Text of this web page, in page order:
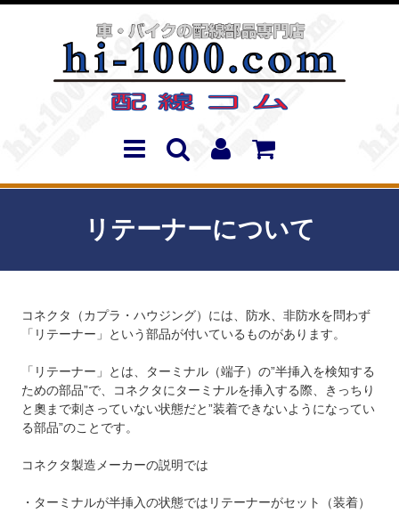
リテーナーについて
コネクタ（カプラ・ハウジング）には、防水、非防水を問わず
「リテーナー」という部品が付いているものがあります。
「リテーナー」とは、ターミナル（端子）の”半挿入を検知する
ための部品”で、コネクタにターミナルを挿入する際、きっちり
と奧まで刺さっていない状態だと”装着できないようになってい
る部品”のことです。
コネクタ製造メーカーの説明では
・ターミナルが半挿入の状態ではリテーナーがセット（装着）